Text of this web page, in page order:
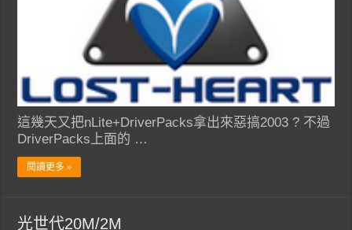
這幾天又把nLite+DriverPacks拿出來惡搞2003 ? 不過
DriverPacks上面的 …
閱讀更多 »
光世代20M/2M